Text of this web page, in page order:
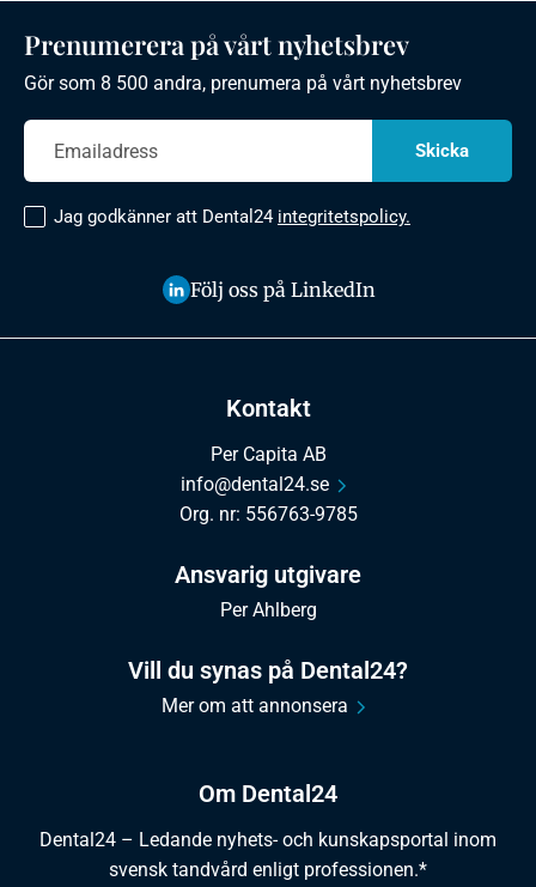
Om Dental24
Dental24 – Ledande nyhets- och kunskapsportal inom
svensk tandvård enligt professionen.*
Kontakt
Per Capita AB
info@dental24.se
Org. nr: 556763-9785
Ansvarig utgivare
Per Ahlberg
Vill du synas på Dental24?
Mer om att annonsera
Prenumerera på vårt nyhetsbrev
Gör som 8 500 andra, prenumera på vårt nyhetsbrev
Jag godkänner att Dental24 integritetspolicy.
Följ oss på LinkedIn